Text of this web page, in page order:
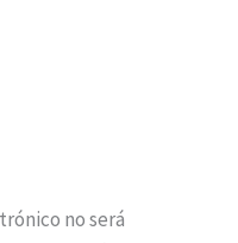
no será